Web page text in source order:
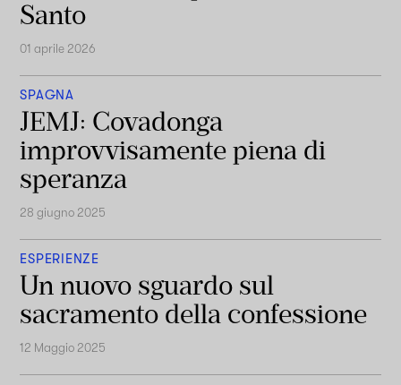
Santo
01 aprile 2026
SPAGNA
JEMJ: Covadonga
improvvisamente piena di
speranza
28 giugno 2025
ESPERIENZE
Un nuovo sguardo sul
sacramento della confessione
12 Maggio 2025